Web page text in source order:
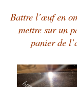
Battre l’œuf en
mettre sur un
panier de